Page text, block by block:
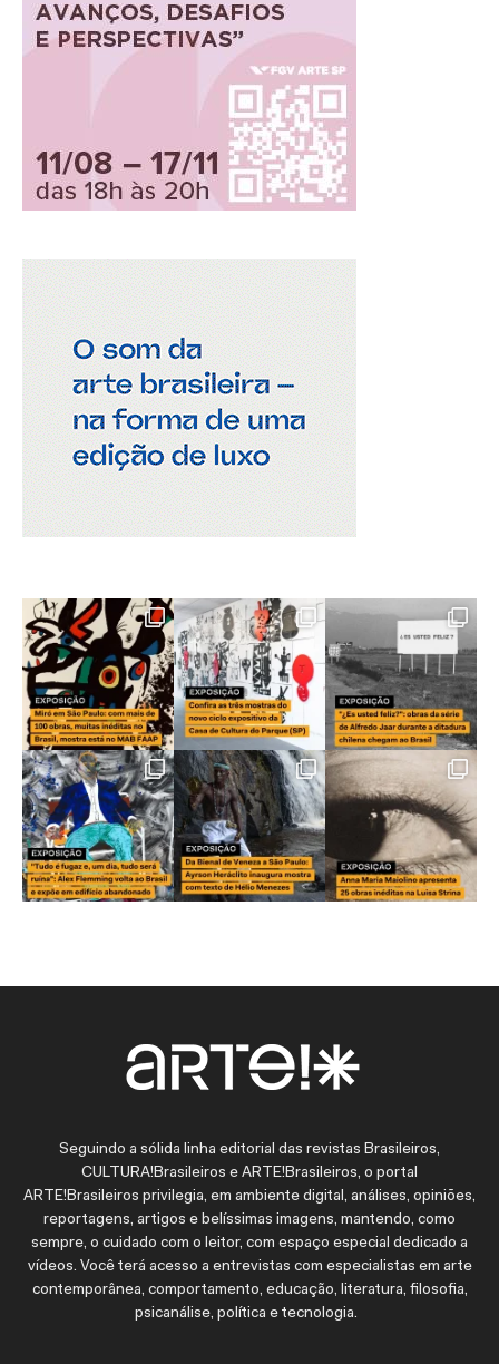
Seguindo a sólida linha editorial das revistas Brasileiros,
CULTURA!Brasileiros e ARTE!Brasileiros, o portal
ARTE!Brasileiros privilegia, em ambiente digital, análises, opiniões,
reportagens, artigos e belíssimas imagens, mantendo, como
sempre, o cuidado com o leitor, com espaço especial dedicado a
vídeos. Você terá acesso a entrevistas com especialistas em arte
contemporânea, comportamento, educação, literatura, filosofia,
psicanálise, política e tecnologia.